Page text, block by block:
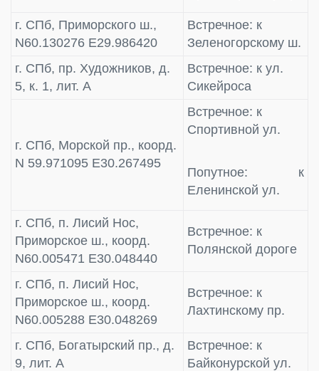
г. СПб, Приморского ш.,
N60.130276 E29.986420
Встречное: к
Зеленогорскому ш.
г. СПб, пр. Художников, д.
5, к. 1, лит. А
Встречное: к ул.
Сикейроса
г. СПб, Морской пр., коорд.
N 59.971095 E30.267495
Встречное: к
Спортивной ул.
Попутное: к
Еленинской ул.
г. СПб, п. Лисий Нос,
Приморское ш., коорд.
N60.005471 E30.048440
Встречное: к
Полянской дороге
г. СПб, п. Лисий Нос,
Приморское ш., коорд.
N60.005288 E30.048269
Встречное: к
Лахтинскому пр.
г. СПб, Богатырский пр., д.
9, лит. А
Встречное: к
Байконурской ул.